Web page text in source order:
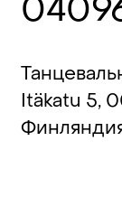
Itäkatu 5,